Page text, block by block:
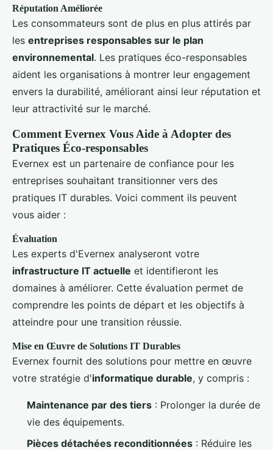
Réputation Améliorée
Les consommateurs sont de plus en plus attirés par
les entreprises responsables sur le plan
environnemental. Les pratiques éco-responsables
aident les organisations à montrer leur engagement
envers la durabilité, améliorant ainsi leur réputation et
leur attractivité sur le marché.
Comment Evernex Vous Aide à Adopter des
Pratiques Éco-responsables
Evernex est un partenaire de confiance pour les
entreprises souhaitant transitionner vers des
pratiques IT durables. Voici comment ils peuvent
vous aider :
Évaluation
Les experts d'Evernex analyseront votre
infrastructure IT actuelle et identifieront les
domaines à améliorer. Cette évaluation permet de
comprendre les points de départ et les objectifs à
atteindre pour une transition réussie.
Mise en Œuvre de Solutions IT Durables
Evernex fournit des solutions pour mettre en œuvre
votre stratégie d'informatique durable, y compris :
Maintenance par des tiers : Prolonger la durée de
vie des équipements.
Pièces détachées reconditionnées : Réduire les